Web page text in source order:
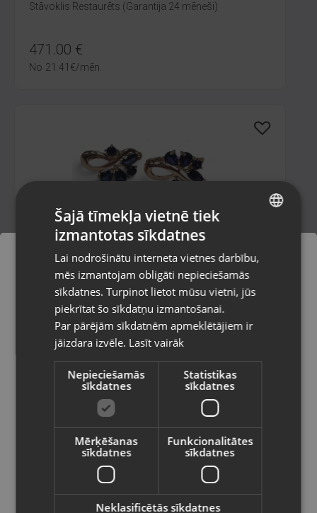
Stāvoklis Restaurēts (Garantija 24 mēneši)
471.00 €
No 21.41 €/mēn.
Zelta auskari
Liepāja, Tirgoņu iela 25
Stāvoklis Restaurēts (Garantija 24 mēneši)
212.00€
/mēn.
Zelta auskari
Pasūtījumi tiks piegādāti uz
izvēlēto valsti
Vietnes saturs būs attēlots izvēlētajā
valodā
Valsts
Latviešu / Latvian
RUSSIAN
Šajā tīmekļa vietnē tiek
izmantotas sīkdatnes
Lai nodrošinātu interneta vietnes darbību,
mēs izmantojam obligāti nepieciešamās
sīkdatnes. Turpinot lietot mūsu vietni, jūs
piekrītat šo sīkdatņu izmantošanai.
Par pārējām sīkdatnēm apmeklētājiem ir
jāizdara izvēle. Lasīt vairāk
Nepieciešamās
sīkdatnes
Statistikas
sīkdatnes
Mērķēšanas
sīkdatnes
Funkcionalitātes
sīkdatnes
Neklasificētās sīkdatnes